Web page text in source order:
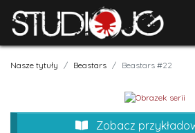
Nasze tytuły Beastars Beastars #22
Zobacz